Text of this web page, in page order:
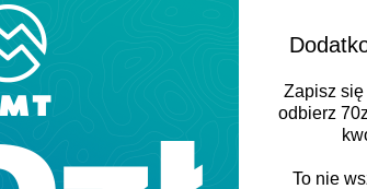
Zapisz
odbierz
To nie